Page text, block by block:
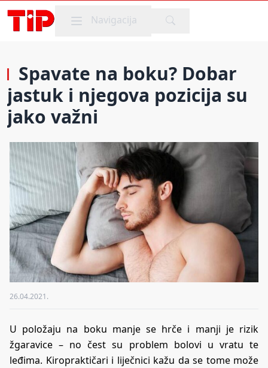
Mobile menu
Navigacija
Spavate na boku? Dobar
jastuk i njegova pozicija su
jako važni
26.04.2021.
U položaju na boku manje se hrče i manji je rizik
žgaravice – no čest su problem bolovi u vratu te
leđima. Kiropraktičari i liječnici kažu da se tome može